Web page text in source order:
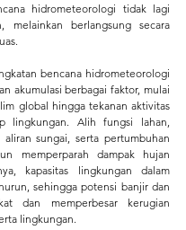
hidrometeorologi tidak lagi
melainkan berlangsung secara
akumulasi berbagai faktor, mulai
global hingga tekanan aktivitas
lingkungan. Alih fungsi lahan,
aliran sungai, serta pertumbuhan
memperparah dampak hujan
kapasitas lingkungan dalam
sehingga potensi banjir dan
dan memperbesar kerugian
lingkungan.